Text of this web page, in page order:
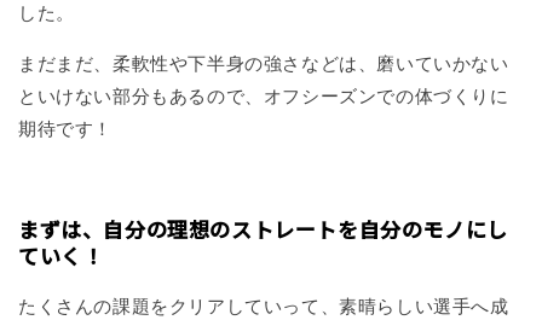
した。
まだまだ、柔軟性や下半身の強さなどは、磨いていかない
といけない部分もあるので、オフシーズンでの体づくりに
期待です！
まずは、自分の理想のストレートを自分のモノにし
ていく！
たくさんの課題をクリアしていって、素晴らしい選手へ成